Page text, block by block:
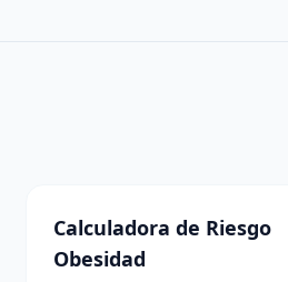
Calculadora de Riesgo
Obesidad